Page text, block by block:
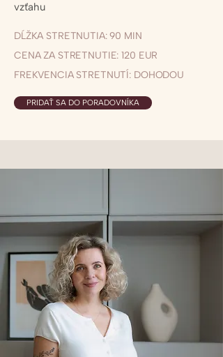
vzťahu
DĹŽKA STRETNUTIA: 90 MIN
CENA ZA STRETNUTIE: 120 EUR
FREKVENCIA STRETNUTÍ: DOHODOU
PRIDAŤ SA DO PORADOVNÍKA